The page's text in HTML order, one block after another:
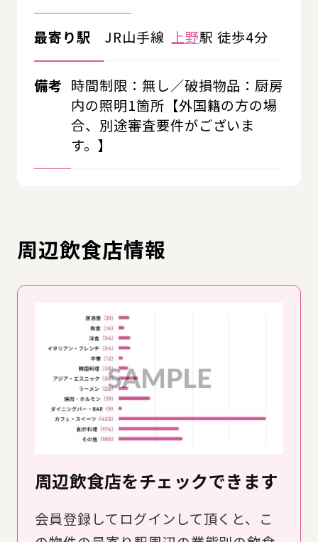
最寄り駅 JR山手線 上野駅 徒歩4分
備考 時間制限：無し／破損物品：厨房
内の照明1箇所【外国籍の方の場
合、別途審査要件がございま
す。】
周辺飲食店情報
周辺飲食店をチェックできます
会員登録してログインして頂くと、こ